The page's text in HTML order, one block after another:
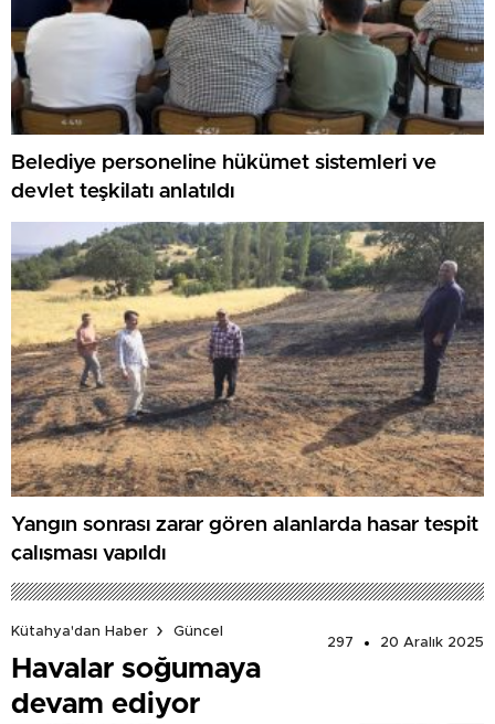
Belediye personeline hükümet sistemleri ve
devlet teşkilatı anlatıldı
Yangın sonrası zarar gören alanlarda hasar tespit
çalışması yapıldı
Kütahya'dan Haber
Güncel
297
20 Aralık 2025
Havalar soğumaya
devam ediyor